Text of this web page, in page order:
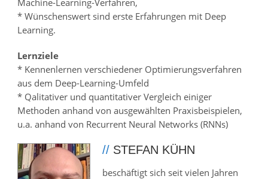
* Wünschenswert sind erste Erfahrungen mit Deep
Learning.
Lernziele
* Kennenlernen verschiedener Optimierungsverfahren
aus dem Deep-Learning-Umfeld
* Qalitativer und quantitativer Vergleich einiger
Methoden anhand von ausgewählten Praxisbeispielen,
u.a. anhand von Recurrent Neural Networks (RNNs)
// STEFAN KÜHN
beschäftigt sich seit vielen Jahren